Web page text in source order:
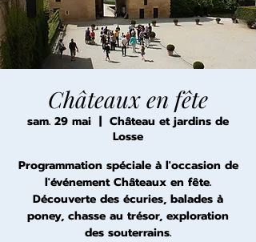
Châteaux en fête
sam. 29 mai
  |
Château et jardins de
Losse
Programmation spéciale à l'occasion de
l'événement Châteaux en fête.
Découverte des écuries, balades à
poney, chasse au trésor, exploration
des souterrains.